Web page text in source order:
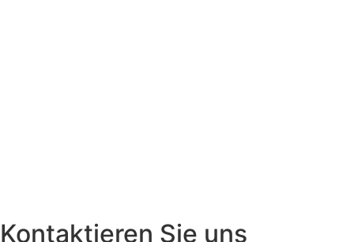
Kontaktieren Sie uns